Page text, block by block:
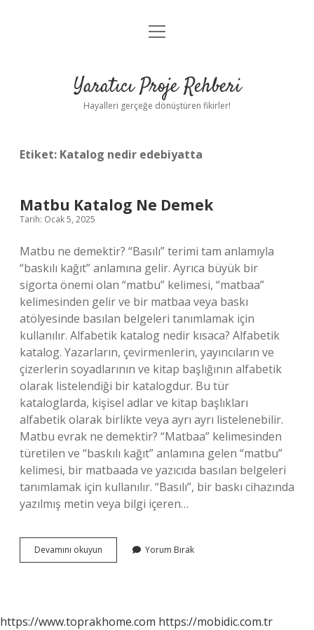
Anasayfa
Yasal Uyarı
menüyü
Yaratıcı Proje Rehberi
Hayalleri gerçeğe dönüştüren fikirler!
Etiket: Katalog nedir edebiyatta
Matbu Katalog Ne Demek
Tarih: Ocak 5, 2025
Matbu ne demektir? “Basılı” terimi tam anlamıyla
“baskılı kağıt” anlamına gelir. Ayrıca büyük bir
sigorta önemi olan “matbu” kelimesi, “matbaa”
kelimesinden gelir ve bir matbaa veya baskı
atölyesinde basılan belgeleri tanımlamak için
kullanılır. Alfabetik katalog nedir kısaca? Alfabetik
katalog. Yazarların, çevirmenlerin, yayıncıların ve
çizerlerin soyadlarının ve kitap başlığının alfabetik
olarak listelendiği bir katalogdur. Bu tür
kataloglarda, kişisel adlar ve kitap başlıkları
alfabetik olarak birlikte veya ayrı ayrı listelenebilir.
Matbu evrak ne demektir? “Matbaa” kelimesinden
türetilen ve “baskılı kağıt” anlamına gelen “matbu”
kelimesi, bir matbaada ve yazıcıda basılan belgeleri
tanımlamak için kullanılır. “Basılı”, bir baskı cihazında
yazılmış metin veya bilgi içeren…
Devamını okuyun
Katalog
Yorum Bırak
https://www.toprakhome.com https://mobidic.com.tr